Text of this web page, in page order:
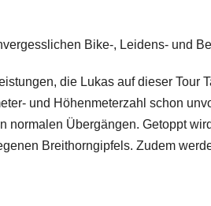
Bike-, Leidens- und
die Lukas auf dieser Tour
und Höhenmeterzahl schon
normalen Übergängen. Getoppt
Breithorngipfels. Zudem